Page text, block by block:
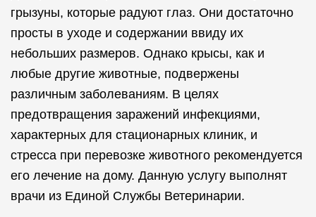
грызуны, которые радуют глаз. Они достаточно
просты в уходе и содержании ввиду их
небольших размеров. Однако крысы, как и
любые другие животные, подвержены
различным заболеваниям. В целях
предотвращения заражений инфекциями,
характерных для стационарных клиник, и
стресса при перевозке животного рекомендуется
его лечение на дому. Данную услугу выполнят
врачи из Единой Службы Ветеринарии.